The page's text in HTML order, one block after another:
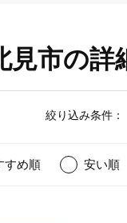
見市の詳
絞り込み条件：
すめ順 安い順